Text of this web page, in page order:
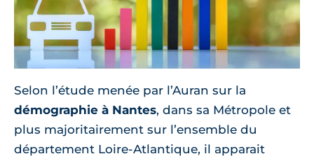
Selon l’étude menée par l’Auran sur la
démographie à Nantes, dans sa Métropole et
plus majoritairement sur l’ensemble du
département Loire-Atlantique, il apparait